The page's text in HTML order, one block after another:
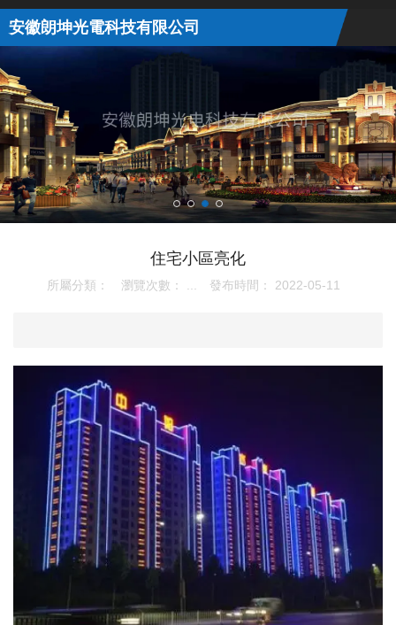
安徽朗坤光電科技有限公司
住宅小區亮化
所屬分類： 瀏覽次數： 發布時間： 2022-05-11